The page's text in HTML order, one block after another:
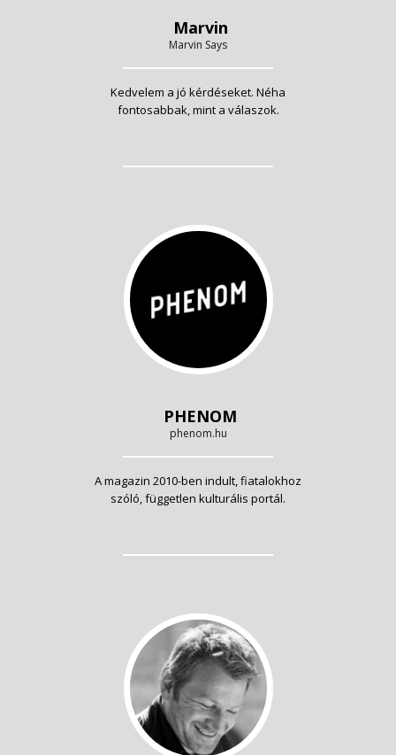
Marvin
Marvin Says
Kedvelem a jó kérdéseket. Néha
fontosabbak, mint a válaszok.
PHENOM
phenom.hu
A magazin 2010-ben indult, fiatalokhoz
szóló, független kulturális portál.